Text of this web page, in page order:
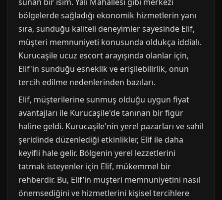
bölgelerde sağladığı ekonomik hizmetlerin yanı
sıra, sunduğu kaliteli deneyimler sayesinde Elif,
müşteri memnuniyeti konusunda oldukça iddialı.
Kurucaşile ucuz escort arayışında olanlar için,
Elif'in sunduğu esneklik ve erişilebilirlik, onun
tercih edilme nedenlerinden bazıları.
Elif, müşterilerine sunmuş olduğu uygun fiyat
avantajları ile Kurucaşile'de tanınan bir figür
haline geldi. Kurucaşile'nin yerel pazarları ve sahil
şeridinde düzenlediği etkinlikler, Elif ile daha
keyifli hale gelir. Bölgenin yerel lezzetlerini
tatmak isteyenler için Elif, mükemmel bir
rehberdir. Bu, Elif’in müşteri memnuniyetini nasıl
önemsediğini ve hizmetlerini kişisel tercihlere